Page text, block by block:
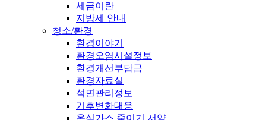
세금이란
지방세 안내
청소/환경
환경이야기
환경오염시설정보
환경개선부담금
환경자료실
석면관리정보
기후변화대응
온실가스 줄이기 서약